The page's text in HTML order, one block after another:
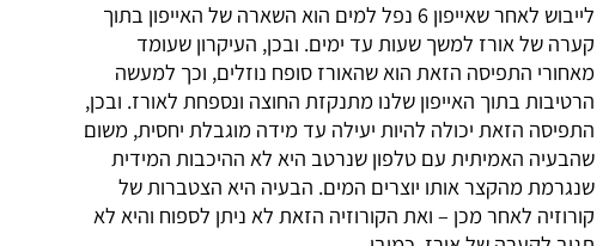
נפריך מיתוסים –המיתוס הידוע ביותר בכל מה שנוגע
לייבוש לאחר שאייפון 6 נפל למים הוא השארה של האייפון בתוך
אורז למשך שעות עד ימים. ובכן, העיקרון שעומד
התפיסה הזאת הוא שהאורז סופח נוזלים, וכך למעשה
בתוך האייפון שלנו מתנקזת החוצה ונספחת לאורז. ובכן,
הזאת יכולה להיות יעילה עד מידה מוגבלת יחסית, משום
האמיתית עם טלפון שנרטב היא לא ההיכבות המידית
מהקצר אותו יוצרים המים. הבעיה היא הצטברות של